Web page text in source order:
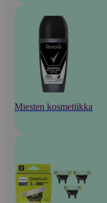
Miesten kosmetiikka